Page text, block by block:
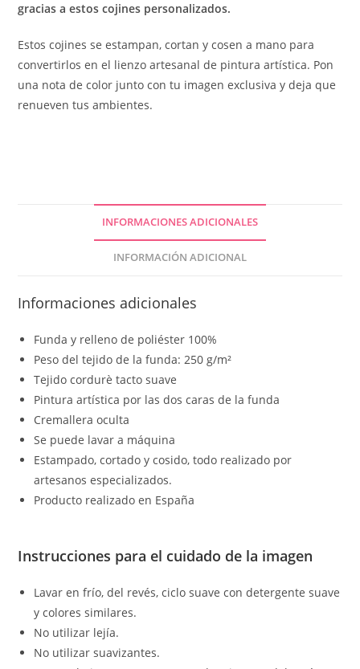
gracias a estos cojines personalizados.
Estos cojines se estampan, cortan y cosen a mano para
convertirlos en el lienzo artesanal de pintura artística. Pon
una nota de color junto con tu imagen exclusiva y deja que
renueven tus ambientes.
INFORMACIONES ADICIONALES
INFORMACIÓN ADICIONAL
Informaciones adicionales
Funda y relleno de poliéster 100%
Peso del tejido de la funda: 250 g/m²
Tejido cordurè tacto suave
Pintura artística por las dos caras de la funda
Cremallera oculta
Se puede lavar a máquina
Estampado, cortado y cosido, todo realizado por
artesanos especializados.
Producto realizado en España
Instrucciones para el cuidado de la imagen
Lavar en frío, del revés, ciclo suave con detergente suave
y colores similares.
No utilizar lejía.
No utilizar suavizantes.